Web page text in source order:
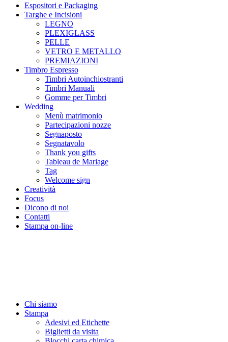
Espositori e Packaging
Targhe e Incisioni
LEGNO
PLEXIGLASS
PELLE
VETRO E METALLO
PREMIAZIONI
Timbro Espresso
Timbri Autoinchiostranti
Timbri Manuali
Gomme per Timbri
Wedding
Menù matrimonio
Partecipazioni nozze
Segnaposto
Segnatavolo
Thank you gifts
Tableau de Mariage
Tag
Welcome sign
Creatività
Focus
Dicono di noi
Contatti
Stampa on-line
Chi siamo
Stampa
Adesivi ed Etichette
Biglietti da visita